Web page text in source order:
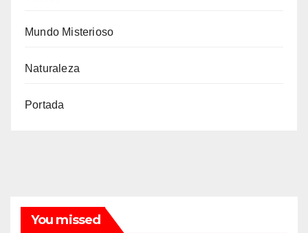
Mundo Misterioso
Naturaleza
Portada
You missed